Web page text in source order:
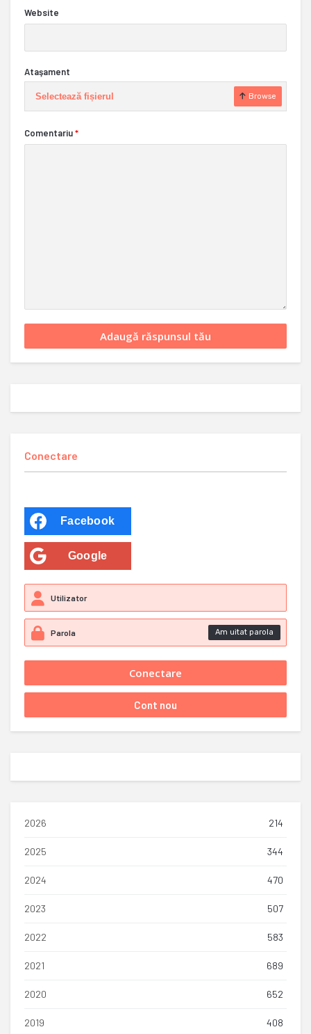
Website
Ataşament
Selectează fișierul Browse
Comentariu*
Conectare
Facebook
Google
Am uitat parola
2026 214
2025 344
2024 470
2023 507
2022 583
2021 689
2020 652
2019 408